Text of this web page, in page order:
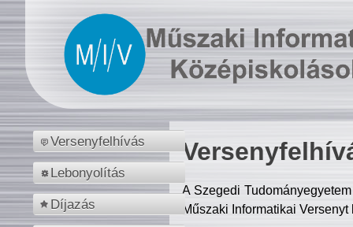
Versenyfelhívás
Lebonyolítás
Díjazás
A Szegedi
Műszaki Informatikai